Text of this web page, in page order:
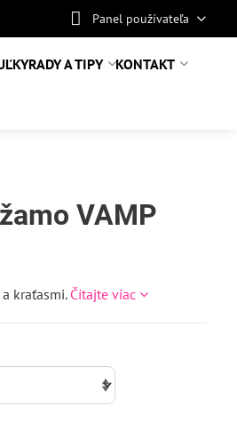
Panel používateľa
RADY A TIPY KONTAKT
VAMP
kraťasmi. Čítajte viac